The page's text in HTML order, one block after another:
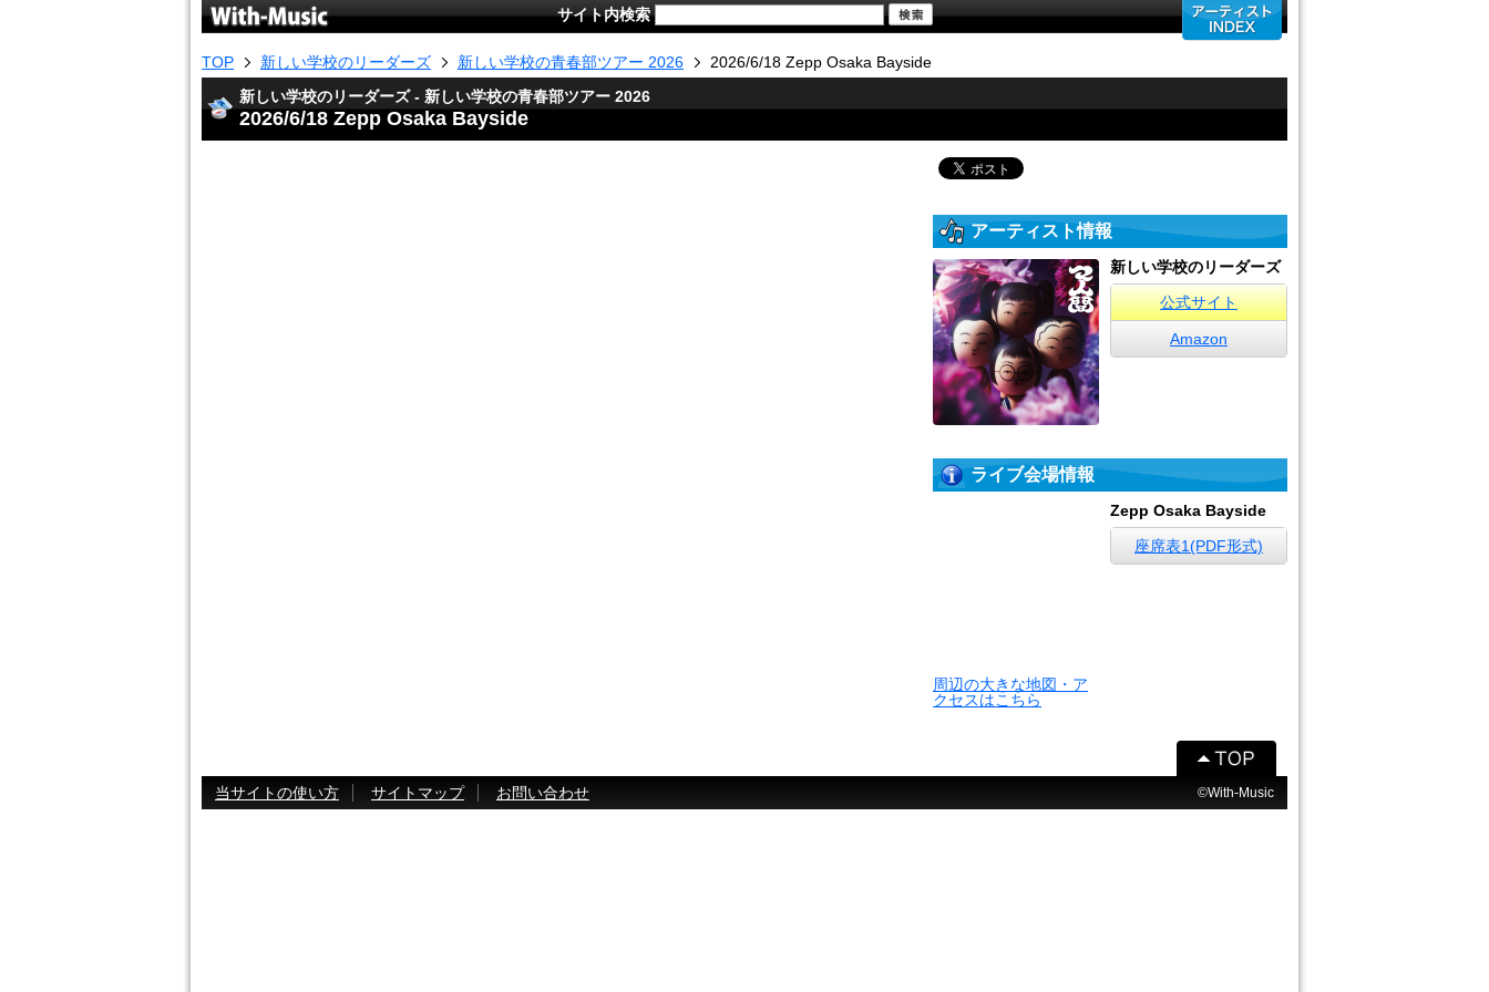
サイト内検索
TOP 新しい学校のリーダーズ 新しい学校の青春部ツアー 2026
2026/6/18 Zepp Osaka Bayside
新しい学校のリーダーズ - 新しい学校の青春部ツアー 2026
2026/6/18 Zepp Osaka Bayside
アーティスト情報
新しい学校のリーダーズ
公式サイト
Amazon
ライブ会場情報
周辺の大きな地図・ア
クセスはこちら
Zepp Osaka Bayside
座席表1(PDF形式)
当サイトの使い方 サイトマップ お問い合わせ ©With-Music